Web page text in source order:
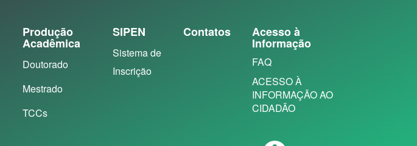
Produção
Acadêmica
Doutorado
Mestrado
TCCs
SIPEN
Sistema de
Inscrição
Contatos Acesso à
Informação
FAQ
ACESSO À
INFORMAÇÃO AO
CIDADÃO